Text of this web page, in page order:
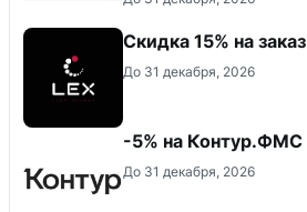
Скидка 15% на заказ
До 31 декабря, 2026
-5% на Контур.ФМС
До 31 декабря, 2026